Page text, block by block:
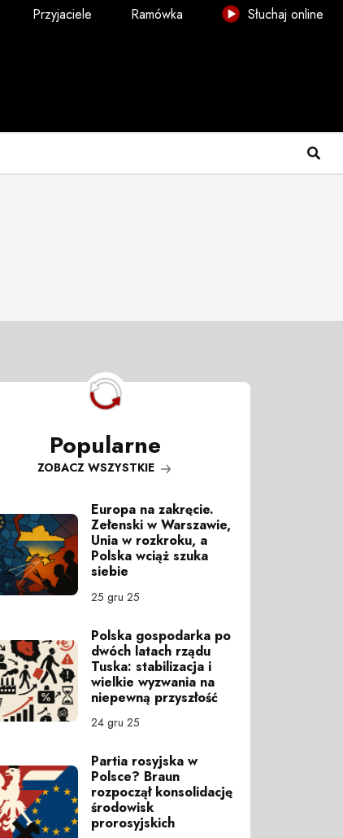
Przyjaciele Ramówka Słuchaj online
Popularne
ZOBACZ WSZYSTKIE
Europa na zakręcie.
Zełenski w Warszawie,
Unia w rozkroku, a
Polska wciąż szuka
siebie
25 gru 25
Polska gospodarka po
dwóch latach rządu
Tuska: stabilizacja i
wielkie wyzwania na
niepewną przyszłość
24 gru 25
Partia rosyjska w
Polsce? Braun
rozpoczął konsolidację
środowisk
prorosyjskich